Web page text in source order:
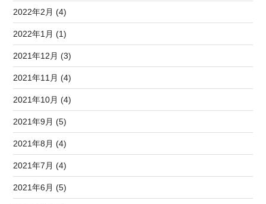
2022年2月 (4)
2022年1月 (1)
2021年12月 (3)
2021年11月 (4)
2021年10月 (4)
2021年9月 (5)
2021年8月 (4)
2021年7月 (4)
2021年6月 (5)